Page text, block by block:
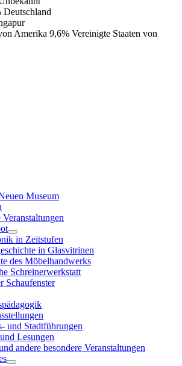
Deutschland
9,6% Vereinigte Staaten von
Museum
in Zeitstufen
in Glasvitrinen
des Möbelhandwerks
Schreinerwerkstatt
Schaufenster
und Stadtführungen
Lesungen
andere besondere Veranstaltungen